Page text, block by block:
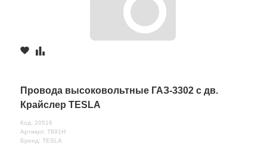
Провода высоковольтные ГАЗ-3302 с дв.
Крайслер TESLA
Код: 20516
Артикул: T891H
Бренд: TESLA